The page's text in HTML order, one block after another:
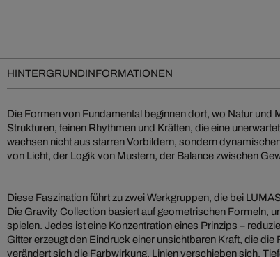
HINTERGRUNDINFORMATIONEN
Die Formen von Fundamental beginnen dort, wo Natur und
Strukturen, feinen Rhythmen und Kräften, die eine
wachsen nicht aus starren Vorbildern, sondern
von Licht, der Logik von Mustern, der Balance zwischen
Diese Faszination führt zu zwei Werkgruppen, die bei
Die Gravity Collection basiert auf geometrischen Formeln,
spielen. Jedes ist eine Konzentration eines Prinzips –
Gitter erzeugt den Eindruck einer unsichtbaren Kraft, die
verändert sich die Farbwirkung, Linien verschieben sich,